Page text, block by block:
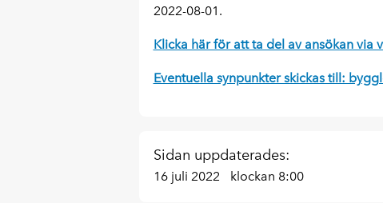
2022-08-01.
Klicka här för att ta del av ansökan via
Eventuella synpunkter skickas till:
Sidan uppdaterades:
16 juli 2022 klockan 8:00